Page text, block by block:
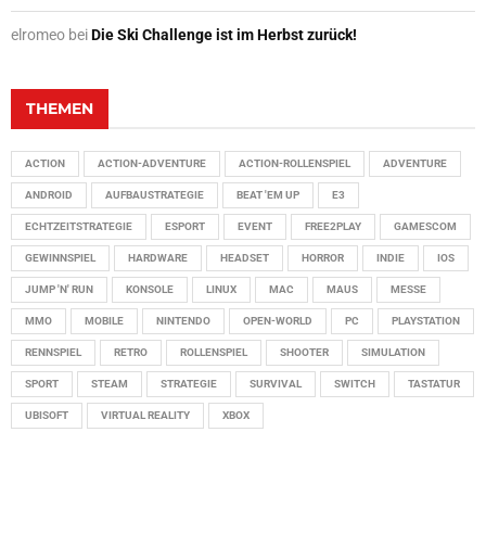
elromeo beiDie Ski Challenge ist im Herbst zurück!
THEMEN
ACTION ACTION-ADVENTURE ACTION-ROLLENSPIEL ADVENTURE
ANDROID AUFBAUSTRATEGIE BEAT 'EM UP E3
ECHTZEITSTRATEGIE ESPORT EVENT FREE2PLAY GAMESCOM
GEWINNSPIEL HARDWARE HEADSET HORROR INDIE IOS
JUMP 'N' RUN KONSOLE LINUX MAC MAUS MESSE
MMO MOBILE NINTENDO OPEN-WORLD PC PLAYSTATION
RENNSPIEL RETRO ROLLENSPIEL SHOOTER SIMULATION
SPORT STEAM STRATEGIE SURVIVAL SWITCH TASTATUR
UBISOFT VIRTUAL REALITY XBOX